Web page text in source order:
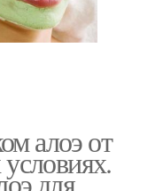
алоэ от